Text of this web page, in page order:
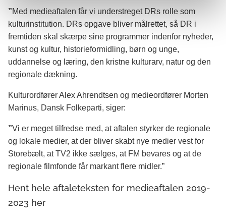
”Med medieaftalen får vi understreget DRs rolle som
kulturinstitution. DRs opgave bliver målrettet, så DR i
fremtiden skal skærpe sine programmer indenfor nyheder,
kunst og kultur, historieformidling, børn og unge,
uddannelse og læring, den kristne kulturarv, natur og den
regionale dækning.
Kulturordfører Alex Ahrendtsen og medieordfører Morten
Marinus, Dansk Folkeparti, siger:
”Vi er meget tilfredse med, at aftalen styrker de regionale
og lokale medier, at der bliver skabt nye medier vest for
Storebælt, at TV2 ikke sælges, at FM bevares og at de
regionale filmfonde får markant flere midler.”
Hent hele aftaleteksten for medieaftalen 2019-
2023 her